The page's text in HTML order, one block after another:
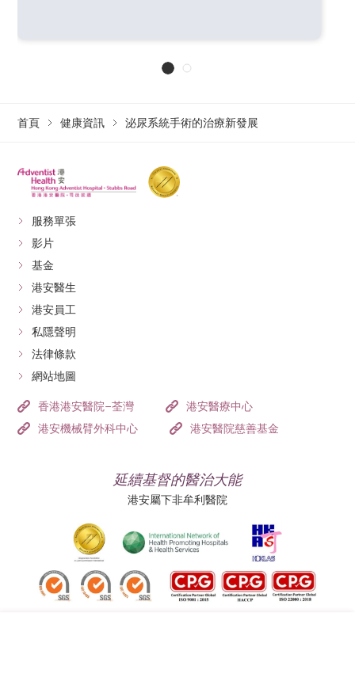
首頁 健康資訊 泌尿系統手術的治療新發展
服務單張
影片
基金
港安醫生
港安員工
私隱聲明
法律條款
網站地圖
香港港安醫院–荃灣
港安醫療中心
港安機械臂外科中心
港安醫院慈善基金
延續基督的醫治大能
港安屬下非牟利醫院